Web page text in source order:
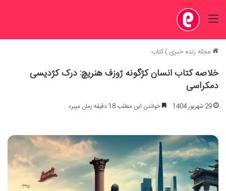
منو
مجله زنده خبری)کتاب
خلاصه کتاب انسان کژگونه ژوزف هنریچ: درک کژدیسی
دمکراسی
29 شهریور 1404 خواندن این مطلب 18 دقیقه زمان میبرد